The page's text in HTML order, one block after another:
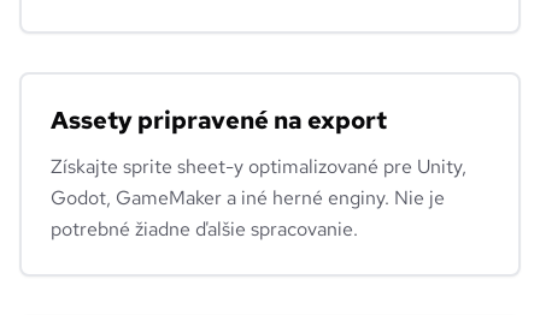
Assety pripravené na export
Získajte sprite sheet-y optimalizované pre Unity,
Godot, GameMaker a iné herné enginy. Nie je
potrebné žiadne ďalšie spracovanie.